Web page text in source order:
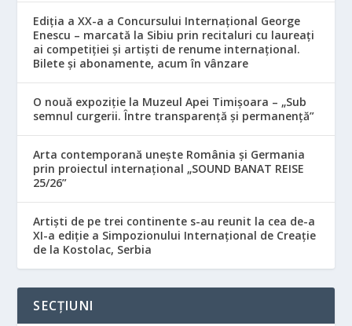
Ediția a XX-a a Concursului Internațional George
Enescu – marcată la Sibiu prin recitaluri cu laureați
ai competiției și artiști de renume internațional.
Bilete și abonamente, acum în vânzare
O nouă expoziție la Muzeul Apei Timișoara – „Sub
semnul curgerii. Între transparență și permanență”
Arta contemporană unește România și Germania
prin proiectul internațional „SOUND BANAT REISE
25/26”
Artiști de pe trei continente s-au reunit la cea de-a
XI-a ediție a Simpozionului Internațional de Creație
de la Kostolac, Serbia
SECȚIUNI